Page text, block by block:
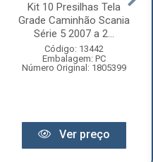
Kit 10 Presilhas Tela
Grade Caminhão Scania
Série 5 2007 a 2...
Código: 13442
Embalagem: PC
Número Original: 1805399
Ver preço